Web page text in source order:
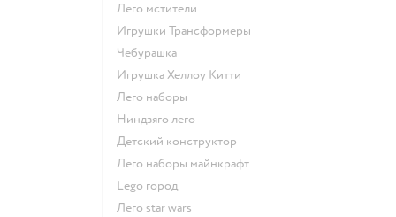
Лего мстители
Игрушки Трансформеры
Чебурашка
Игрушка Хеллоу Китти
Лего наборы
Ниндзяго лего
Детский конструктор
Лего наборы майнкрафт
Lego город
Лего star wars